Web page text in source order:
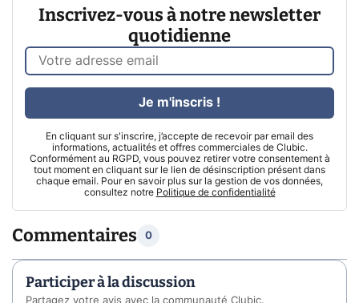
Inscrivez-vous à notre newsletter
quotidienne
En cliquant sur s'inscrire, j’accepte de recevoir par email des
informations, actualités et offres commerciales de Clubic.
Conformément au RGPD, vous pouvez retirer votre consentement à
tout moment en cliquant sur le lien de désinscription présent dans
chaque email. Pour en savoir plus sur la gestion de vos données,
consultez notre Politique de confidentialité
Je m'inscris !
Commentaires 0
Participer à la discussion